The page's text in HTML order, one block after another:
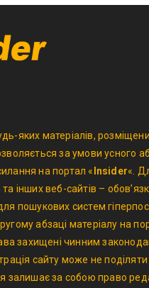
яких матеріалів,
за умови усного
на портал « Insider«.
інших веб-сайтів –
пошукових систем
абзаці матеріалу на
захищені чинним
сайту може не
залишає за собою право